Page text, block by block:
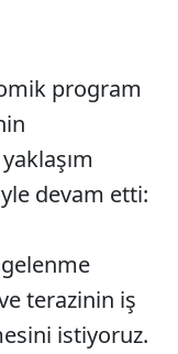
program
devam etti:
terazinin iş
istiyoruz.